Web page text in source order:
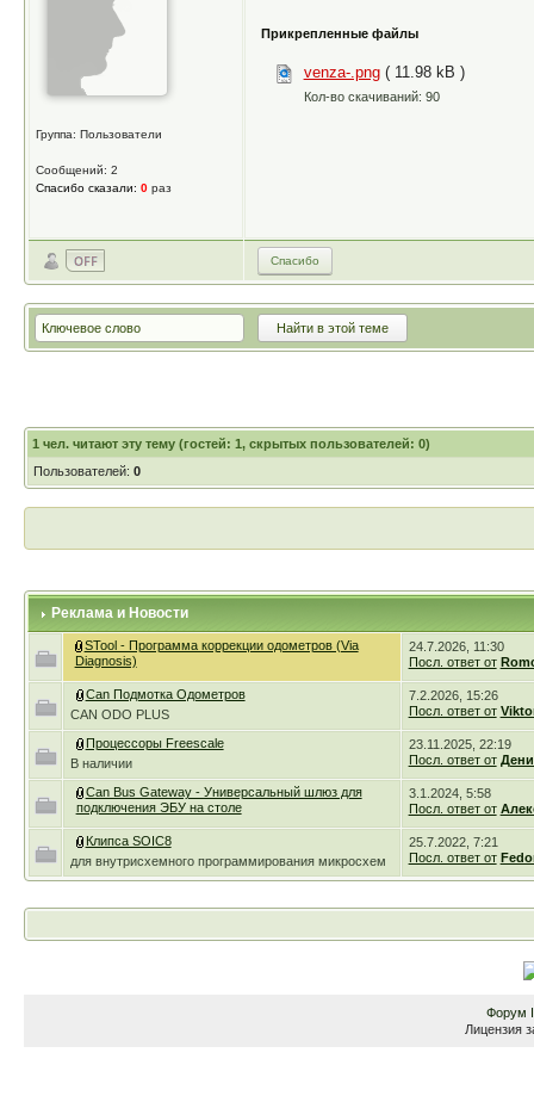
Группа: Пользователи
Сообщений: 2
Спасибо сказали: 0раз
Прикрепленные файлы
venza-.png( 11.98 kB )
Кол-во скачиваний: 90
Спасибо
1 чел. читают эту тему (гостей: 1, скрытых пользователей: 0)
Пользователей: 0
Реклама и Новости
STool - Программа коррекции одометров (Via
Diagnosis)
24.7.2026, 11:30
Посл. ответ от
Can Подмотка Одометров
CAN ODO PLUS
7.2.2026, 15:26
Посл. ответ от
Процессоры Freescale
В наличии
23.11.2025, 22:19
Посл. ответ от
Can Bus Gateway - Универсальный шлюз для
подключения ЭБУ на столе
3.1.2024, 5:58
Посл. ответ от
Клипса SOIC8
для внутрисхемного программирования микросхем
25.7.2022, 7:21
Посл. ответ от
Форум
Лицензия